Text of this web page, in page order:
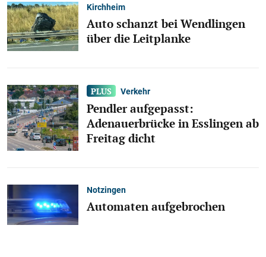
Kirchheim
Auto schanzt bei Wendlingen
über die Leitplanke
Verkehr
Pendler aufgepasst:
Adenauerbrücke in Esslingen ab
Freitag dicht
Notzingen
Automaten aufgebrochen